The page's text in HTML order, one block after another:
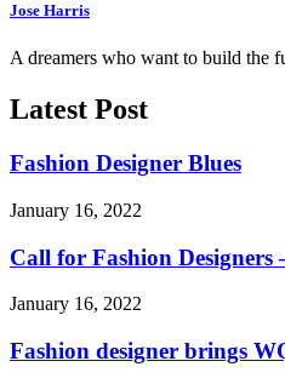
Jose Harris
A dreamers who want to build the
Latest Post
Fashion Designer Blues
January 16, 2022
Call for Fashion
January 16, 2022
Fashion designer brings